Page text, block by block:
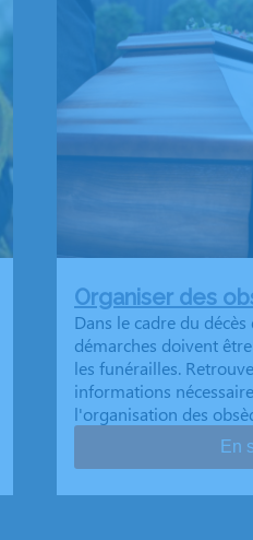
Organiser des
Dans le cadre du
démarches doivent
les funérailles.
informations
l'organisation des
En